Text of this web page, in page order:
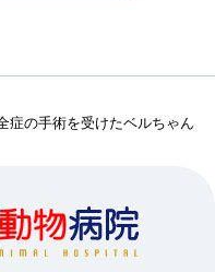
症の手術を受けたベルちゃん